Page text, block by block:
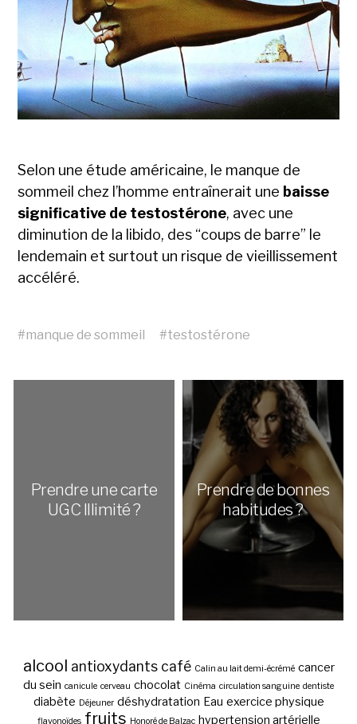
Selon une étude américaine, le manque de
sommeil chez l’homme entraînerait une baisse
significative de testostérone, avec une
diminution de la libido, des “coups de barre” le
lendemain et surtout un risque de vieillissement
accéléré.
#manque de sommeil #testostérone
Prendre une carte
UGC Illimité ?
Prendre de bonnes
habitudes ?
alcool antioxydants café Calin au lait demi-écrémé cancer
du sein canicule cerveau chocolat Cinéma circulation sanguine dentiste
diabète Déjeuner déshydratation Eau exercice physique
flavonoïdes fruits Honoré de Balzac hypertension artérielle